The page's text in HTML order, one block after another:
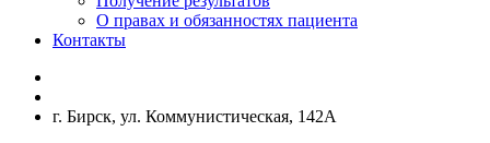
О правах и обязанностях пациента
Контакты
г. Бирск, ул. Коммунистическая, 142А